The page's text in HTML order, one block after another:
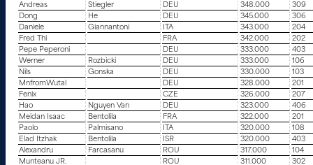
Andreas
Stiegler DEU 348.000
309
Dong
He DEU 345.000
306
Daniele
Giannantoni ITA 343.000
204
Fred Thi
FRA 342.000
202
Pepe Peperoni
DEU 333.000
403
Werner
Rozbicki DEU 333.000
106
Nils
Gonska DEU 330.000
103
MnfromWutal
DEU 328.000
201
Fenix
CZE 326.000
207
Hao
Nguyen Van DEU 323.000
406
Meidan Isaac
Bentolila FRA 322.000
201
Paolo
Palmisano ITA 320.000
108
Elad Itzhak
Bentolila ISR 320.000
403
Alexandru
Farcasanu ROU 317.000
104
Munteanu JR.
ROU 311.000 302